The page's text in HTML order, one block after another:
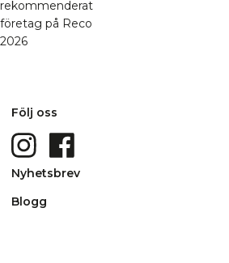
Följ oss
Nyhetsbrev
Blogg